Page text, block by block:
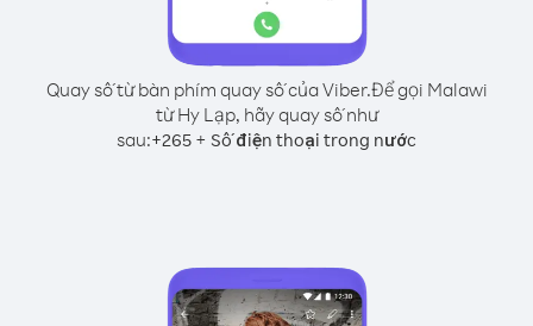
Quay số từ bàn phím quay số của Viber.Để gọi Malawi
từ Hy Lạp, hãy quay số như
sau:+265 + Số điện thoại trong nước